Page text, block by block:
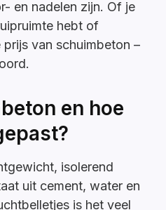
en nadelen zijn. Of je
hebt of
van schuimbeton –
en hoe
isolerend
uit cement, water en
is het veel